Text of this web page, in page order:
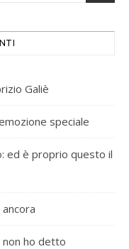
Galiè
speciale
ed è proprio questo il
non ho detto